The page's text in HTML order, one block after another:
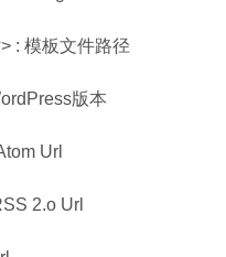
: 模板文件路径
版本
Url
2.o Url